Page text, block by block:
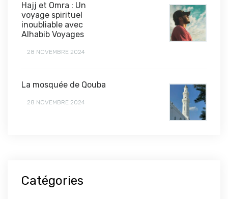
Hajj et Omra : Un
voyage spirituel
inoubliable avec
Alhabib Voyages
28 NOVEMBRE 2024
La mosquée de Qouba
28 NOVEMBRE 2024
Catégories